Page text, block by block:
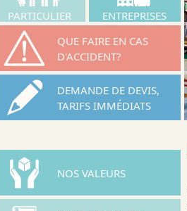
PARTICULIER
ENTREPRISES
QUE FAIRE EN CAS
D'ACCIDENT?
DEMANDE DE DEVIS,
TARIFS IMMÉDIATS
NOS VALEURS